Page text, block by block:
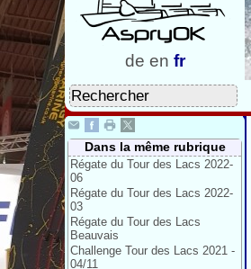
de en fr
Dans la même rubrique
Régate du Tour des Lacs 2022-
06
Régate du Tour des Lacs 2022-
03
Régate du Tour des Lacs
Beauvais
Challenge Tour des Lacs 2021 -
04/11